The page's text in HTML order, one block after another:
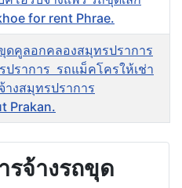
for rent Phrae.
ดคูลอกคลองสมุทรปราการ
ปราการ รถแม็คโครให้เช่า
งสมุทรปราการ
Prakan.
จ้างรถขุด